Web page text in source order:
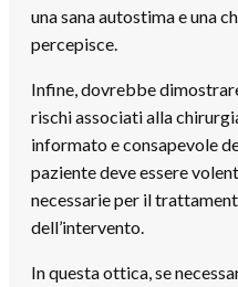
una sana autostima e una
percepisce.
Infine, dovrebbe
rischi associati alla
informato e consapevole
paziente deve essere
necessarie per il
dell’intervento.
In questa ottica, se